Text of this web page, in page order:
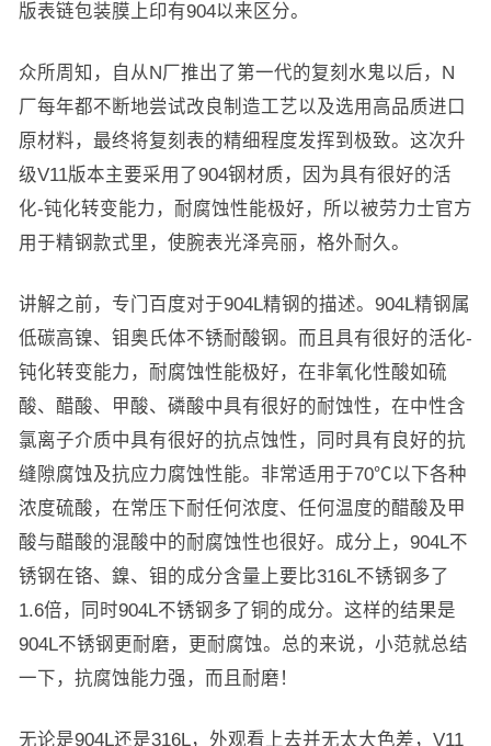
版表链包装膜上印有904以来区分。
众所周知，自从N厂推出了第一代的复刻水鬼以后，N
厂每年都不断地尝试改良制造工艺以及选用高品质进口
原材料，最终将复刻表的精细程度发挥到极致。这次升
级V11版本主要采用了904钢材质，因为具有很好的活
化-钝化转变能力，耐腐蚀性能极好，所以被劳力士官方
用于精钢款式里，使腕表光泽亮丽，格外耐久。
讲解之前，专门百度对于904L精钢的描述。904L精钢属
低碳高镍、钼奥氏体不锈耐酸钢。而且具有很好的活化-
钝化转变能力，耐腐蚀性能极好，在非氧化性酸如硫
酸、醋酸、甲酸、磷酸中具有很好的耐蚀性，在中性含
氯离子介质中具有很好的抗点蚀性，同时具有良好的抗
缝隙腐蚀及抗应力腐蚀性能。非常适用于70℃以下各种
浓度硫酸，在常压下耐任何浓度、任何温度的醋酸及甲
酸与醋酸的混酸中的耐腐蚀性也很好。成分上，904L不
锈钢在铬、鎳、钼的成分含量上要比316L不锈钢多了
1.6倍，同时904L不锈钢多了铜的成分。这样的结果是
904L不锈钢更耐磨，更耐腐蚀。总的来说，小范就总结
一下，抗腐蚀能力强，而且耐磨！
无论是904L还是316L，外观看上去并无太大色差，V11